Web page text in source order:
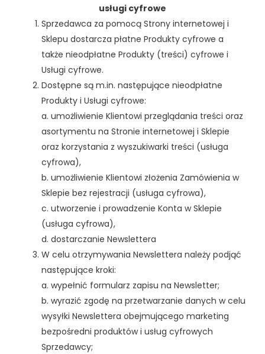
usługi cyfrowe
Sprzedawca za pomocą Strony internetowej i
Sklepu dostarcza płatne Produkty cyfrowe a
także nieodpłatne Produkty (treści) cyfrowe i
Usługi cyfrowe.
Dostępne są m.in. następujące nieodpłatne
Produkty i Usługi cyfrowe:
a. umożliwienie Klientowi przeglądania treści oraz
asortymentu na Stronie internetowej i Sklepie
oraz korzystania z wyszukiwarki treści (usługa
cyfrowa),
b. umożliwienie Klientowi złożenia Zamówienia w
Sklepie bez rejestracji (usługa cyfrowa),
c. utworzenie i prowadzenie Konta w Sklepie
(usługa cyfrowa),
d. dostarczanie Newslettera
W celu otrzymywania Newslettera należy podjąć
następujące kroki:
a. wypełnić formularz zapisu na Newsletter;
b. wyrazić zgodę na przetwarzanie danych w celu
wysyłki Newslettera obejmującego marketing
bezpośredni produktów i usług cyfrowych
Sprzedawcy;